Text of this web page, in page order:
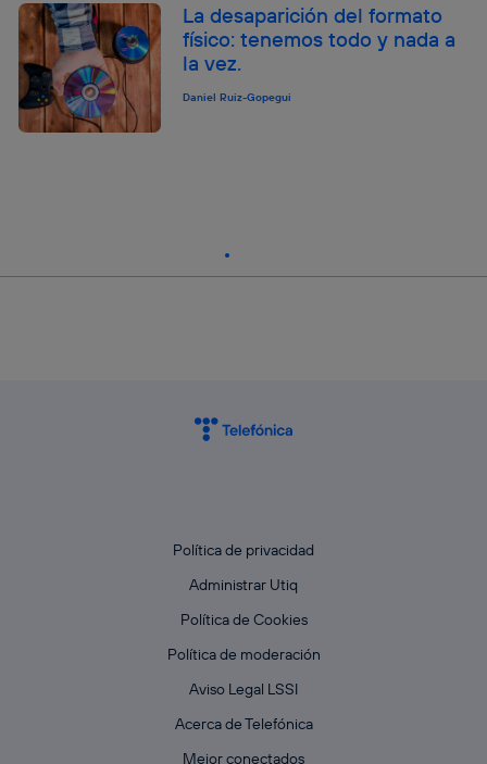
La desaparición del formato
físico: tenemos todo y nada a
la vez.
Daniel Ruiz-Gopegui
Política de privacidad
Administrar Utiq
Política de Cookies
Política de moderación
Aviso Legal LSSI
Acerca de Telefónica
Mejor conectados